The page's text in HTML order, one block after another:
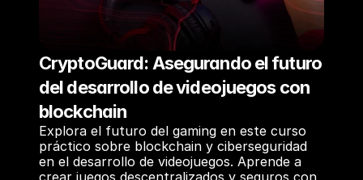
CryptoGuard: Asegurando el futuro
del desarrollo de videojuegos con
blockchain
Explora el futuro del gaming en este curso
práctico sobre blockchain y ciberseguridad
en el desarrollo de videojuegos. Aprende a
crear juegos descentralizados y seguros con